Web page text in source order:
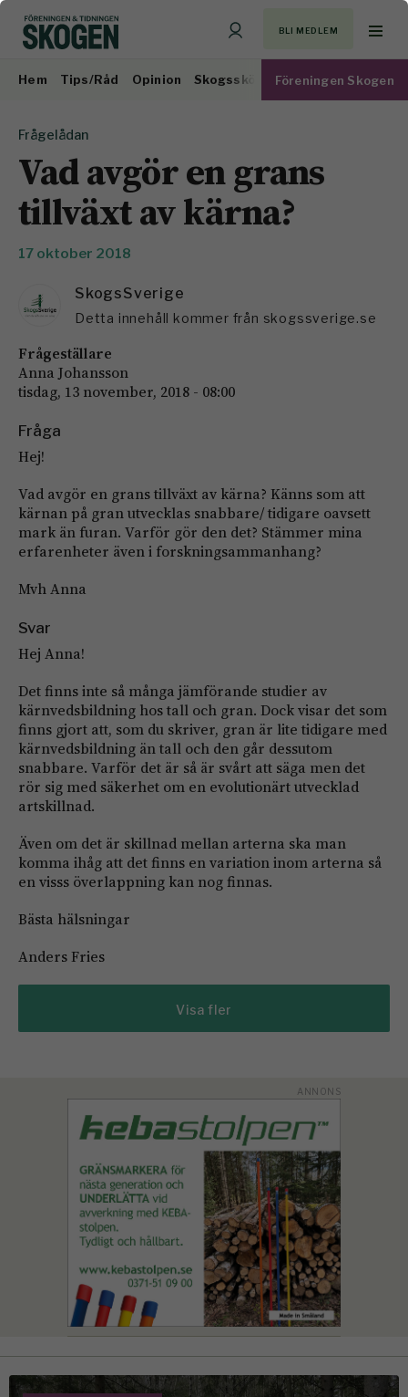
BLI MEDLEM
Hem Tips/Råd Opinion Skogsskötsel Virkesmarknad
Föreningen Skogen
Frågelådan
Vad avgör en grans
tillväxt av kärna?
17 oktober 2018
SkogsSverige
Detta innehåll kommer från skogssverige.se
Frågeställare
Anna Johansson
tisdag, 13 november, 2018 - 08:00
Fråga
Hej!
Vad avgör en grans tillväxt av kärna? Känns som att
kärnan på gran utvecklas snabbare/ tidigare oavsett
mark än furan. Varför gör den det? Stämmer mina
erfarenheter även i forskningsammanhang?
Mvh Anna
Svar
Hej Anna!
Det finns inte så många jämförande studier av
kärnvedsbildning hos tall och gran. Dock visar det som
finns gjort att, som du skriver, gran är lite tidigare med
kärnvedsbildning än tall och den går dessutom
snabbare. Varför det är så är svårt att säga men det
rör sig med säkerhet om en evolutionärt utvecklad
artskillnad.
Även om det är skillnad mellan arterna ska man
komma ihåg att det finns en variation inom arterna så
en visss överlappning kan nog finnas.
Bästa hälsningar
Anders Fries
Visa fler